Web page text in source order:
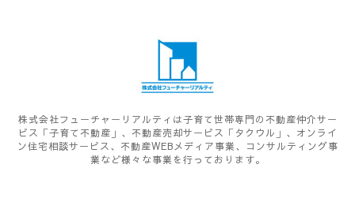
株式会社フューチャーリアルティは子育て世帯専門の不動産仲介サー
ビス「子育て不動産」、不動産売却サービス「タクウル」、オンライ
ン住宅相談サービス、不動産WEBメディア事業、コンサルティング事
業など様々な事業を行っております。